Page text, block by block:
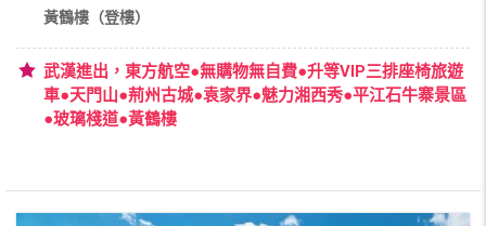
黃鶴樓（登樓）
武漢進出，東方航空●無購物無自費●升等VIP三排座椅旅遊
車●天門山●荊州古城●袁家界●魅力湘西秀●平江石牛寨景區
●玻璃棧道●黃鶴樓